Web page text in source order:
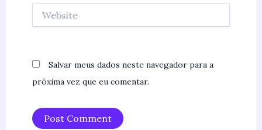
Salvar meus dados neste navegador para a
próxima vez que eu comentar.